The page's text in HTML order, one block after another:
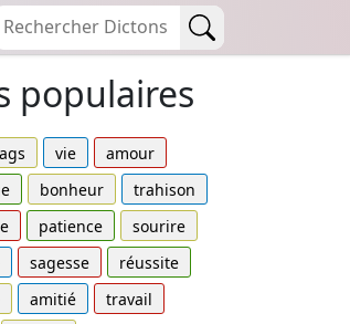
populaires
vie
amour
bonheur
trahison
patience
sourire
sagesse
réussite
amitié
travail